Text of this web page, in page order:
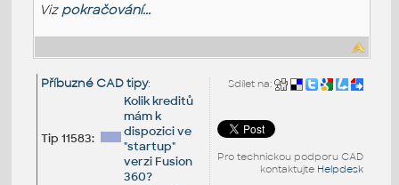
Viz pokračování...
Sdílet na:
Pro technickou podporu CAD
kontaktujte Helpdesk
Příbuzné CAD tipy:
Tip 11583:
Kolik kreditů
mám k
dispozici ve
"startup"
verzi Fusion
360?